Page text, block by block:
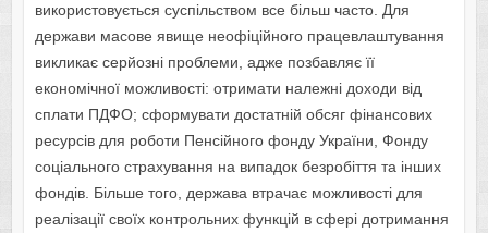
використовується суспільством все більш часто. Для
держави масове явище неофіційного працевлаштування
викликає серйозні проблеми, адже позбавляє її
економічної можливості: отримати належні доходи від
сплати ПДФО; сформувати достатній обсяг фінансових
ресурсів для роботи Пенсійного фонду України, Фонду
соціального страхування на випадок безробіття та інших
фондів. Більше того, держава втрачає можливості для
реалізації своїх контрольних функцій в сфері дотримання